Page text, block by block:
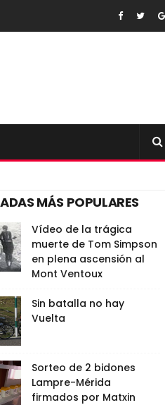
MÁS POPULARES
Vídeo de la trágica
muerte de Tom Simpson
en plena ascensión al
Mont Ventoux
Sin batalla no hay
Vuelta
Sorteo de 2 bidones
Lampre-Mérida
firmados por Matxin